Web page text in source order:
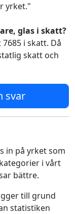
yrket."
glas i skatt?
i skatt. Då
skatt och
svar
in på yrket som
i vårt
bättre.
till grund
statistiken